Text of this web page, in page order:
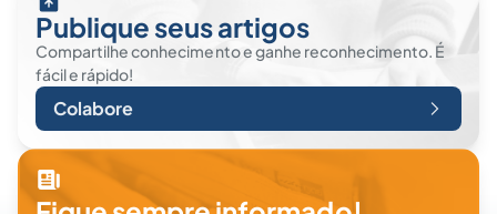
Publique seus artigos
Compartilhe conhecimento e ganhe reconhecimento. É
fácil e rápido!
Colabore